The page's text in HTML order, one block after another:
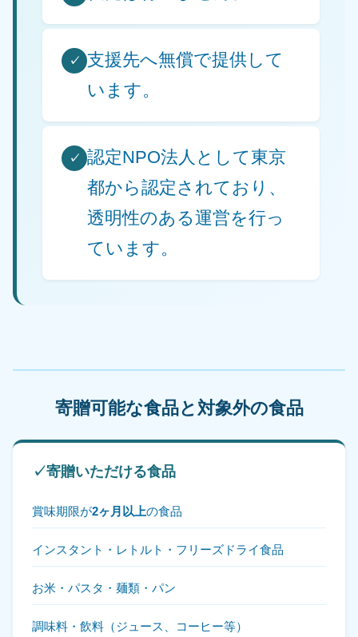
✓
支援先へ無償で提供して
います。
✓
認定NPO法人として東京
都から認定されており、
透明性のある運営を行っ
ています。
寄贈可能な食品と対象外の食品
✓寄贈いただける食品
賞味期限が2ヶ月以上の食品
インスタント・レトルト・フリーズドライ食品
お米・パスタ・麺類・パン
調味料・飲料（ジュース、コーヒー等）